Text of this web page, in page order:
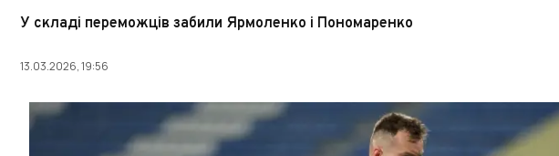
У складі переможців забили Ярмоленко і Пономаренко
13.03.2026, 19:56